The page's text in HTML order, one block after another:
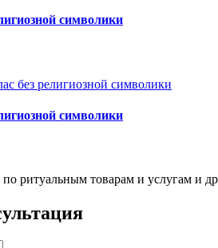
символики
символики
ритуальным товарам и услугам и